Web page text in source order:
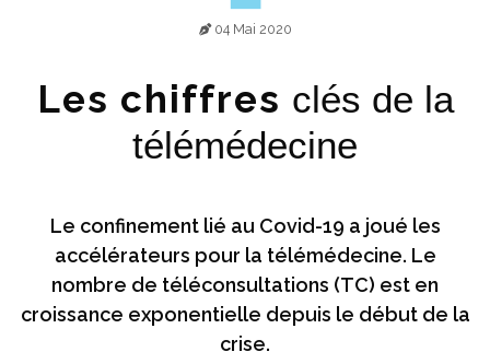
04 Mai 2020
Les chiffres clés de la
télémédecine
Le confinement lié au Covid-19 a joué les
accélérateurs pour la télémédecine. Le
nombre de téléconsultations (TC) est en
croissance exponentielle depuis le début de la
crise.